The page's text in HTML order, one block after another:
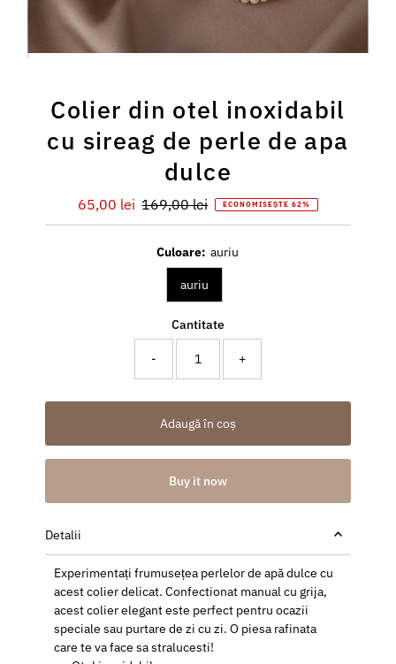
Colier din otel inoxidabil
cu sireag de perle de apa
dulce
Preț
redus
65,00 lei Preț
întreg
169,00 lei ECONOMISEȘTE 62%
Culoare: auriu
auriu
Cantitate
- +
Adaugă în coș
Buy it now
Detalii
Experimentați frumusețea perlelor de apă dulce cu
acest colier delicat. Confectionat manual cu grija,
acest colier elegant este perfect pentru ocazii
speciale sau purtare de zi cu zi. O piesa rafinata
care te va face sa stralucesti!